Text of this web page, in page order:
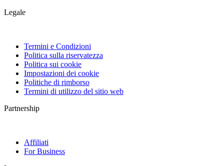
Legale
Termini e Condizioni
Politica sulla riservatezza
Politica sui cookie
Impostazioni dei cookie
Politiche di rimborso
Termini di utilizzo del sitio web
Partnership
Affiliati
For Business